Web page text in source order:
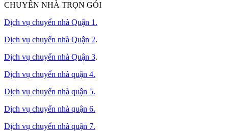
CHUYỂN NHÀ TRỌN GÓI
Dịch vụ chuyển nhà Quận 1.
Dịch vụ chuyển nhà Quận 2.
Dịch vụ chuyển nhà Quận 3.
Dịch vụ chuyển nhà quận 4.
Dịch vụ chuyển nhà quận 5.
Dịch vụ chuyển nhà quận 6.
Dịch vụ chuyển nhà quận 7.